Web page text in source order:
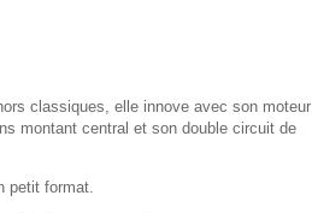
classiques, elle innove avec son moteur
montant central et son double circuit de
petit format.